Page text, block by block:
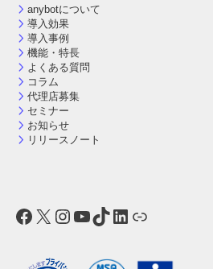
anybotについて
導入効果
導入事例
機能・特長
よくある質問
コラム
代理店募集
セミナー
お知らせ
リリースノート
Facebook
X Instagram
YouTube
TikTok
LinkedIn
リンク